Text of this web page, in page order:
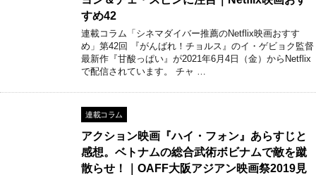
すめ42
連載コラム「シネマダイバー推薦のNetflix映画おすす
め」第42回 『がんばれ！チョルス』のイ・ゲビョク監督
最新作『甘酸っぱい』が2021年6月4日（金）からNetflix
で配信されています。 チャ …
連載コラム
アクション映画『ハイ・フォン』あらすじと
感想。ベトナムの総合武術ボビナムで敵を蹴
散らせ！｜OAFF大阪アジアン映画祭2019見